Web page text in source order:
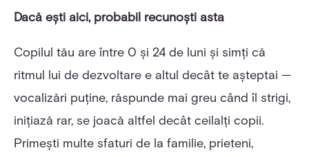
Dacă ești aici, probabil recunoști asta
Copilul tău are între 0 și 24 de luni și simți că
ritmul lui de dezvoltare e altul decât te așteptai —
vocalizări puține, răspunde mai greu când îl strigi,
inițiază rar, se joacă altfel decât ceilalți copii.
Primești multe sfaturi de la familie, prieteni,